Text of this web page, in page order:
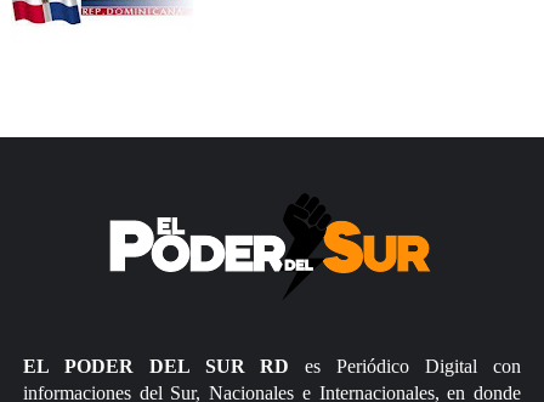
EL PODER DEL SUR RD es Periódico Digital con
informaciones del Sur, Nacionales e Internacionales, en donde